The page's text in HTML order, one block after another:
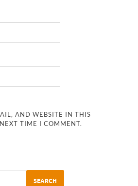
AND WEBSITE IN THIS
TIME I COMMENT.
SEARCH